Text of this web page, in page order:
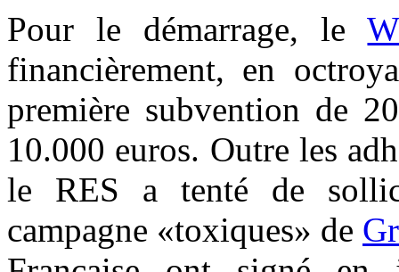
Pour le démarrage, le
financièrement, en
première subvention de
10.000 euros. Outre les
le RES a tenté de
campagne «toxiques» de